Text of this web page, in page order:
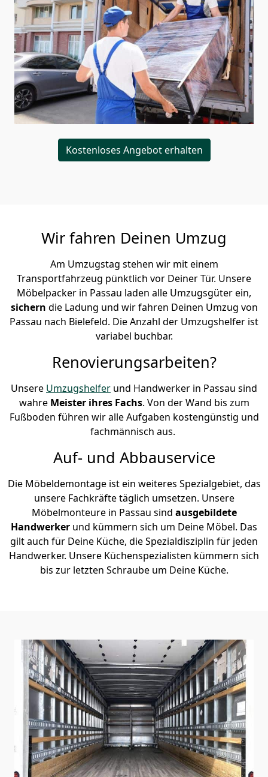
Kostenloses Angebot erhalten
Wir fahren Deinen Umzug
Am Umzugstag stehen wir mit einem
Transportfahrzeug pünktlich vor Deiner Tür. Unsere
Möbelpacker in Passau laden alle Umzugsgüter ein,
sichern die Ladung und wir fahren Deinen Umzug von
Passau nach Bielefeld. Die Anzahl der Umzugshelfer ist
variabel buchbar.
Renovierungsarbeiten?
Unsere Umzugshelfer und Handwerker in Passau sind
wahre Meister ihres Fachs. Von der Wand bis zum
Fußboden führen wir alle Aufgaben kostengünstig und
fachmännisch aus.
Auf- und Abbauservice
Die Möbeldemontage ist ein weiteres Spezialgebiet, das
unsere Fachkräfte täglich umsetzen. Unsere
Möbelmonteure in Passau sind ausgebildete
Handwerker und kümmern sich um Deine Möbel. Das
gilt auch für Deine Küche, die Spezialdisziplin für jeden
Handwerker. Unsere Küchenspezialisten kümmern sich
bis zur letzten Schraube um Deine Küche.